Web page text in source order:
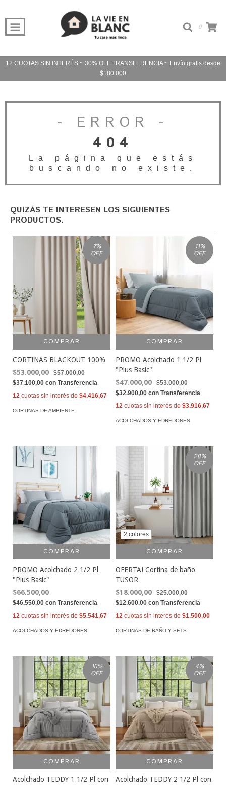
0
12 CUOTAS SIN INTERÉS ~ 30% OFF TRANSFERENCIA ~ Envío gratis desde
$180.000
- ERROR -
404
La página que estás
buscando no existe.
QUIZÁS TE INTERESEN LOS SIGUIENTES
PRODUCTOS.
7%
OFF
COMPRAR
CORTINAS BLACKOUT 100%
$53.000,00
$57.000,00
$37.100,00 con Transferencia
12 cuotas sin interés de $4.416,67
CORTINAS DE AMBIENTE
11%
OFF
COMPRAR
PROMO Acolchado 1 1/2 Pl
"Plus Basic"
$47.000,00
$53.000,00
$32.900,00 con Transferencia
12 cuotas sin interés de $3.916,67
ACOLCHADOS Y EDREDONES
COMPRAR
PROMO Acolchado 2 1/2 Pl
"Plus Basic"
$66.500,00
$46.550,00 con Transferencia
12 cuotas sin interés de $5.541,67
ACOLCHADOS Y EDREDONES
28%
OFF
2 colores
COMPRAR
OFERTA! Cortina de baño
TUSOR
$18.000,00
$25.000,00
$12.600,00 con Transferencia
12 cuotas sin interés de $1.500,00
CORTINAS DE BAÑO Y SETS
10%
OFF
COMPRAR
Acolchado TEDDY 1 1/2 Pl con
4%
OFF
COMPRAR
Acolchado TEDDY 2 1/2 Pl con